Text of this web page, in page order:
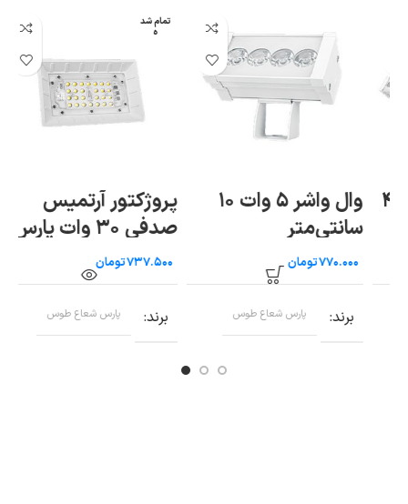
وال واشر ۵ وات ۱۰
سانتی‌متر
تومان
پارس شعاع طوس
تمام شد
پروژکتور آرتمیس
صدفی ۳۰ وات پارس
شعاع طوس
تومان
پارس شعاع طوس